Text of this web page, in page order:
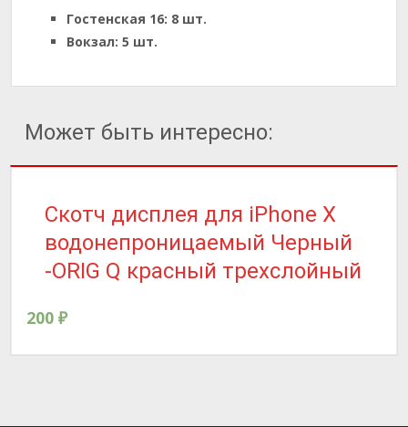
Гостенская 16: 8 шт.
Вокзал: 5 шт.
Может быть интересно:
Скотч дисплея для iPhone X
водонепроницаемый Черный
-ORIG Q красный трехслойный
200 ₽